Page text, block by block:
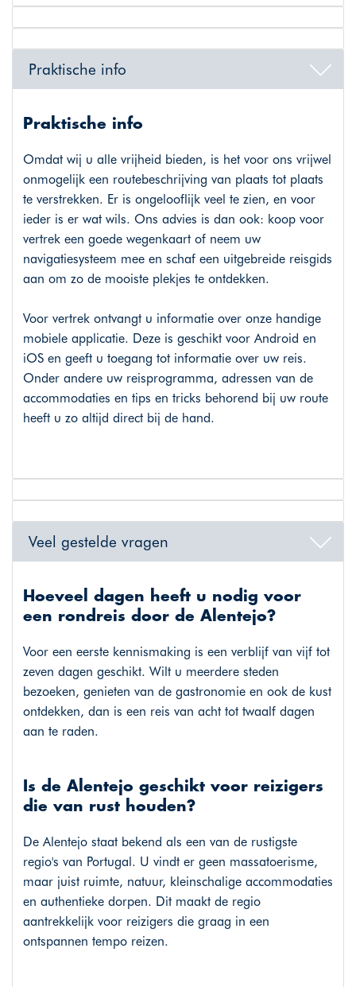
Praktische info
Praktische info
Omdat wij u alle vrijheid bieden, is het voor ons vrijwel
onmogelijk een routebeschrijving van plaats tot plaats
te verstrekken. Er is ongelooflijk veel te zien, en voor
ieder is er wat wils. Ons advies is dan ook: koop voor
vertrek een goede wegenkaart of neem uw
navigatiesysteem mee en schaf een uitgebreide reisgids
aan om zo de mooiste plekjes te ontdekken.
Voor vertrek ontvangt u informatie over onze handige
mobiele applicatie. Deze is geschikt voor Android en
iOS en geeft u toegang tot informatie over uw reis.
Onder andere uw reisprogramma, adressen van de
accommodaties en tips en tricks behorend bij uw route
heeft u zo altijd direct bij de hand.
Veel gestelde vragen
Hoeveel dagen heeft u nodig voor
een rondreis door de Alentejo?
Voor een eerste kennismaking is een verblijf van vijf tot
zeven dagen geschikt. Wilt u meerdere steden
bezoeken, genieten van de gastronomie en ook de kust
ontdekken, dan is een reis van acht tot twaalf dagen
aan te raden.
Is de Alentejo geschikt voor reizigers
die van rust houden?
De Alentejo staat bekend als een van de rustigste
regio's van Portugal. U vindt er geen massatoerisme,
maar juist ruimte, natuur, kleinschalige accommodaties
en authentieke dorpen. Dit maakt de regio
aantrekkelijk voor reizigers die graag in een
ontspannen tempo reizen.